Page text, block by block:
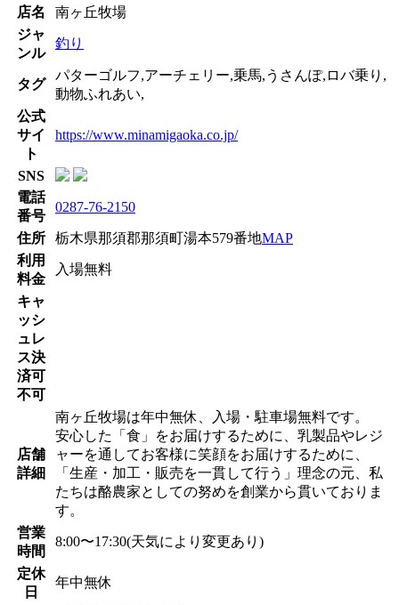
店名
南ヶ丘牧場
ジャ
ンル
釣り
タグ
パターゴルフ,アーチェリー,乗馬,うさんぽ,ロバ乗り,
動物ふれあい,
公式
サイ
ト
https://www.minamigaoka.co.jp/
SNS
電話
番号
0287-76-2150
住所 栃木県那須郡那須町湯本579番地MAP
利用
料金
入場無料
キャ
ッシ
ュレ
ス決
済可
不可
店舗
詳細
南ヶ丘牧場は年中無休、入場・駐車場無料です。
安心した「食」をお届けするために、乳製品やレジ
ャーを通してお客様に笑顔をお届けするために、
「生産・加工・販売を一貫して行う」理念の元、私
たちは酪農家としての努めを創業から貫いておりま
す。
営業
時間
8:00〜17:30(天気により変更あり)
定休
日
年中無休